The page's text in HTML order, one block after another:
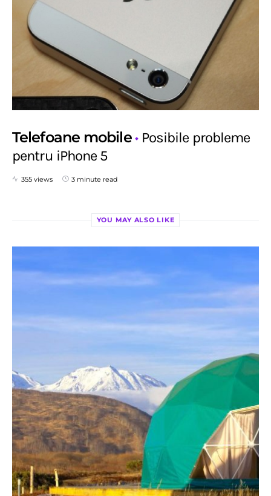
Telefoane mobile
Posibile probleme
pentru iPhone 5
355 views 3 minute read
YOU MAY ALSO LIKE